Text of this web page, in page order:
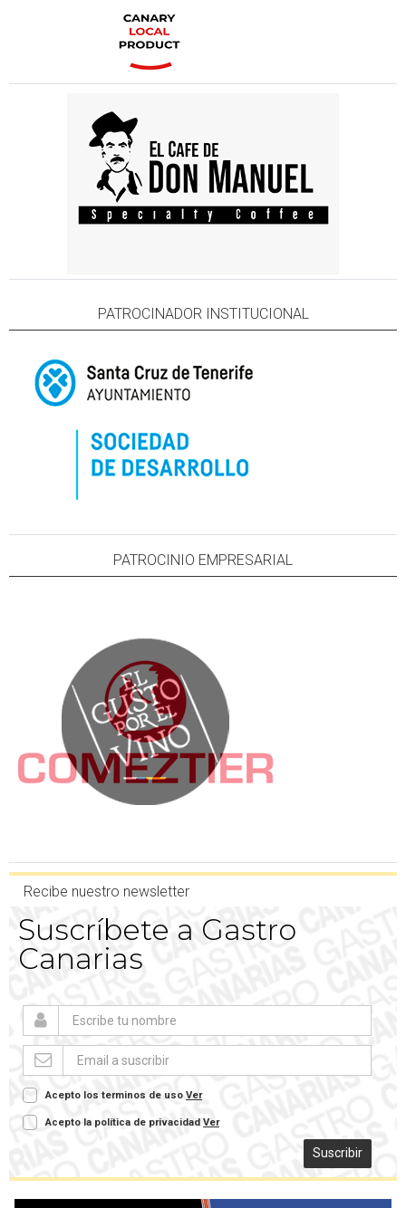
PATROCINADOR INSTITUCIONAL
PATROCINIO EMPRESARIAL
Recibe nuestro newsletter
Suscríbete a Gastro
Canarias
Acepto los terminos de uso Ver
Acepto la política de privacidad Ver
Suscribir